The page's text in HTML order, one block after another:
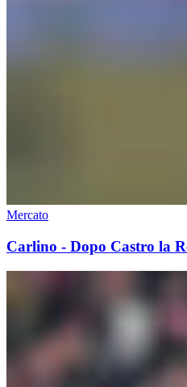
Mercato
Carlino - Dopo Castro la